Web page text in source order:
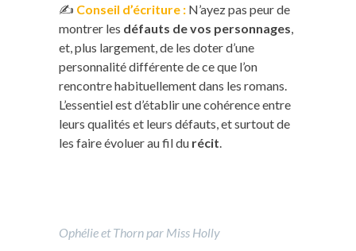
✍️ Conseil d’écriture : N’ayez pas peur de
montrer les défauts de vos personnages
et, plus largement, de les doter d’une
personnalité différente de ce que l’on
rencontre habituellement dans les romans.
L’essentiel est d’établir une cohérence entre
leurs qualités et leurs défauts, et surtout de
les faire évoluer au fil du récit
Ophélie et Thorn par Miss Holly